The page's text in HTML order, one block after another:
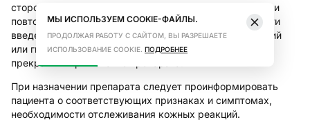
стороны крови. Эти реакции могут рецидивировать при
повторном введении сульфонамида независимо от пути
введения. При появлении признаков серьезных реакций
или гиперчувствительности необходимо немедленно
прекратить применение препарата.
При назначении препарата следует проинформировать
пациента о соответствующих признаках и симптомах,
необходимости отслеживания кожных реакций.
МЫ ИСПОЛЬЗУЕМ COOKIE-ФАЙЛЫ.
ПРОДОЛЖАЯ РАБОТУ С САЙТОМ, ВЫ РАЗРЕШАЕТЕ
ИСПОЛЬЗОВАНИЕ COOKIE. ПОДРОБНЕЕ